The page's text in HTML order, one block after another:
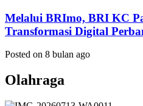
Melalui BRImo, BRI KC
Transformasi Digital
Posted on 8 bulan ago
Olahraga